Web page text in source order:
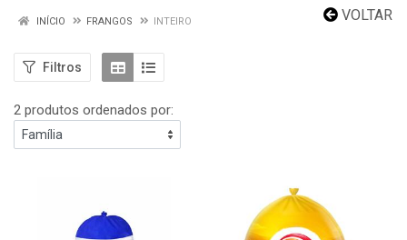
VOLTAR
INÍCIO FRANGOS INTEIRO
Filtros
2 produtos ordenados por: